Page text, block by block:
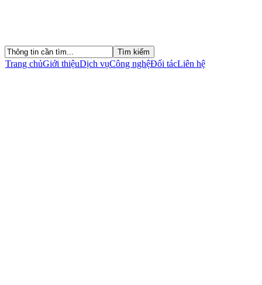
Trang chủGiới thiệuDịch vụCông nghệĐối tácLiên hệ